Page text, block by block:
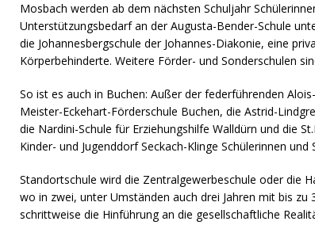
Mosbach werden ab dem nächsten Schuljahr
Unterstützungsbedarf an der Augusta-Bender-Schule
die Johannesbergschule der Johannes-Diakonie, eine
Körperbehinderte. Weitere Förder- und Sonderschulen
So ist es auch in Buchen: Außer der federführenden
Meister-Eckehart-Förderschule Buchen, die Astrid-
die Nardini-Schule für Erziehungshilfe Walldürn und die
Kinder- und Jugenddorf Seckach-Klinge Schülerinnen und
Standortschule wird die Zentralgewerbeschule oder die
wo in zwei, unter Umständen auch drei Jahren mit bis
schrittweise die Hinführung an die gesellschaftliche